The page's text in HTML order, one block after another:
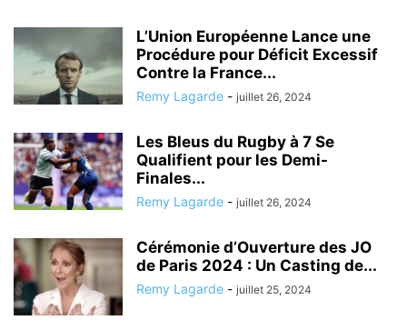
L’Union Européenne Lance une
Procédure pour Déficit Excessif
Contre la France...
Remy Lagarde - juillet 26, 2024
Les Bleus du Rugby à 7 Se
Qualifient pour les Demi-
Finales...
Remy Lagarde - juillet 26, 2024
Cérémonie d’Ouverture des JO
de Paris 2024 : Un Casting de...
Remy Lagarde - juillet 25, 2024